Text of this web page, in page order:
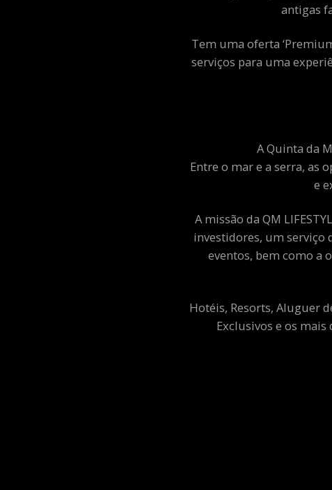
antigas
Tem uma oferta
serviços para uma
A Quinta da
Entre o mar e a serra, as
e
A missão da QM
investidores, um serviço
eventos, bem como a
Hotéis, Resorts, Aluguer
Exclusivos e os